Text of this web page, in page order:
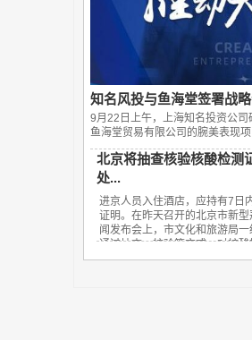
知名风投与鱼海堂签署战
9月22日上午，上海知名投资公
鱼海堂贸易有限公司的腕美表现
北京将抽查核验核酸检测
处...
进京人员入住酒店，应持有7日
证明。在昨天召开的北京市新
闻发布会上，市文化和旅游局
通过抽查、核验等方式，对核酸